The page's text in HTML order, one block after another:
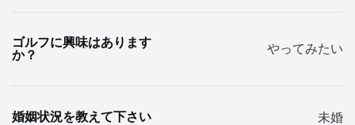
ゴルフに興味はあります
か？
やってみたい
婚姻状況を教えて下さい 未婚